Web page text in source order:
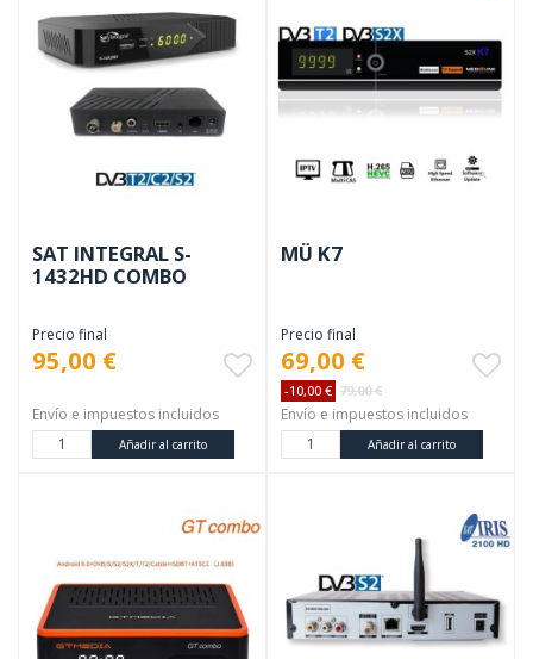
SAT INTEGRAL S-
1432HD COMBO
Precio final
95,00 €
Envío e impuestos incluidos
Añadir al carrito
MÜ K7
Precio final
69,00 €
-10,00 € 79,00 €
Envío e impuestos incluidos
Añadir al carrito